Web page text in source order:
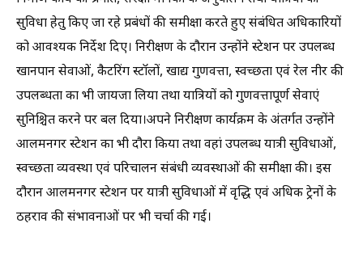
सुविधा हेतु किए जा रहे प्रबंधों की समीक्षा करते हुए संबंधित अधिकारियों
को आवश्यक निर्देश दिए। निरीक्षण के दौरान उन्होंने स्टेशन पर उपलब्ध
खानपान सेवाओं, कैटरिंग स्टॉलों, खाद्य गुणवत्ता, स्वच्छता एवं रेल नीर की
उपलब्धता का भी जायजा लिया तथा यात्रियों को गुणवत्तापूर्ण सेवाएं
सुनिश्चित करने पर बल दिया।अपने निरीक्षण कार्यक्रम के अंतर्गत उन्होंने
आलमनगर स्टेशन का भी दौरा किया तथा वहां उपलब्ध यात्री सुविधाओं,
स्वच्छता व्यवस्था एवं परिचालन संबंधी व्यवस्थाओं की समीक्षा की। इस
दौरान आलमनगर स्टेशन पर यात्री सुविधाओं में वृद्धि एवं अधिक ट्रेनों के
ठहराव की संभावनाओं पर भी चर्चा की गई।